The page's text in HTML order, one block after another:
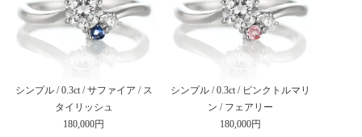
シンプル / 0.3ct / サファイア / ス
タイリッシュ
180,000円
シンプル / 0.3ct / ピンクトルマリ
ン / フェアリー
180,000円